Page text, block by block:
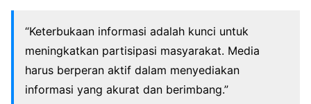
“Keterbukaan informasi adalah kunci untuk
meningkatkan partisipasi masyarakat. Media
harus berperan aktif dalam menyediakan
informasi yang akurat dan berimbang.”